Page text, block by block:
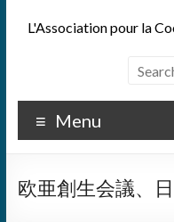
L'Association pour la
Menu
欧亜創生会議、